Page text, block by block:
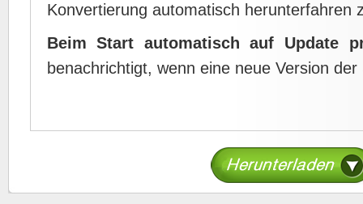
Konvertierung automatisch herunterfahren
Beim Start automatisch auf Update
benachrichtigt, wenn eine neue Version